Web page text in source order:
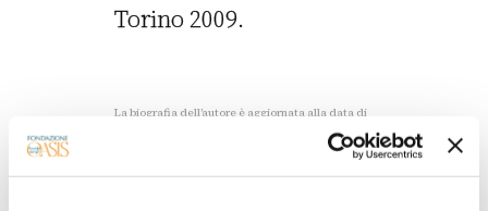
Torino 2009.
La biografia dell’autore è aggiornata alla data di